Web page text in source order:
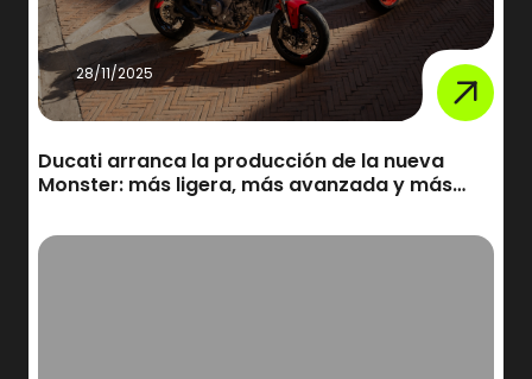
28/11/2025
Ducati arranca la producción de la nueva
Monster: más ligera, más avanzada y más